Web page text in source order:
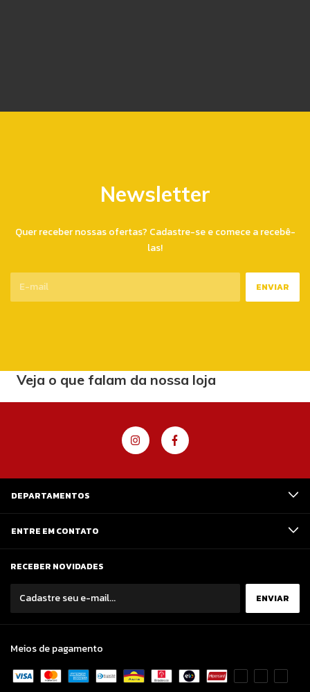
Newsletter
Quer receber nossas ofertas? Cadastre-se e comece a recebê-
las!
Veja o que falam da nossa loja
DEPARTAMENTOS
ENTRE EM CONTATO
RECEBER NOVIDADES
Meios de pagamento